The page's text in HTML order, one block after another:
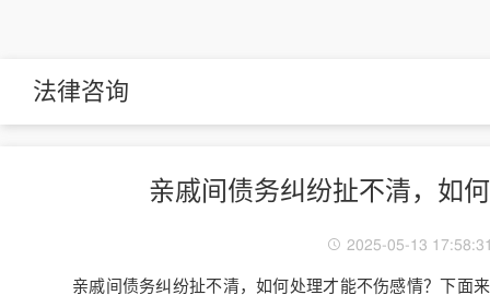
法律咨询
亲戚间债务纠纷扯不清，如
2025-05-13
亲戚间债务纠纷扯不清，如何处理才能不伤感情？下面